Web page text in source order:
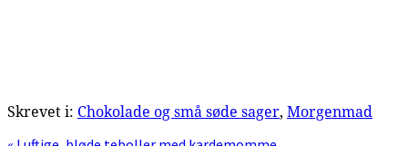
Skrevet i: Chokolade og små søde sager, Morgenmad